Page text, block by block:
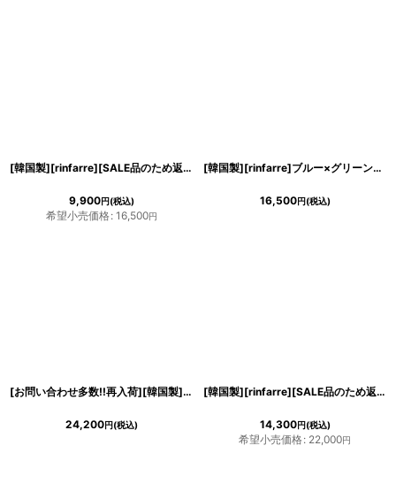
[韓国製][rinfarre][SALE品のため返品不可＆再入荷なしの現品限り]ミニアジサイ柄・花柄・ミントグリーン ジオメトリック・Vネック カシュクール・七分袖・マキシ・ロングドレス・ワンピース[山崎みどり着用][送料無料]
9,900円(税込)
希望小売価格: 16,500円
[韓国製][rinfarre]ブルー×グリーン・ジオメトリック・Vネック・カシュクール・七分袖・マキシ・ロングドレス・ラップワンピース[MIRIN着用][送料無料]
16,500円(税込)
[お問い合わせ多数!!再入荷][韓国製][rinfarre] [薗田杏奈着用]シンプル・ケミカルレース・シースルー・ハートカット・大人・エレガント・ノースリーブ・タイト・マーメイドライン・ロングドレス《送料＆代引き手数料無料》
24,200円(税込)
[韓国製][rinfarre][SALE品のため返品不可＆再入荷なしの現品限り]シンプル・無地・ギャザー入り・ストレッチ・スリット・キャミソール・タイト・ロングドレス[山崎みどり着用][送料無料]myall
14,300円(税込)
希望小売価格: 22,000円